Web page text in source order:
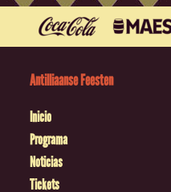
Antilliaanse Feesten
Inicio
Programa
Noticias
Tickets